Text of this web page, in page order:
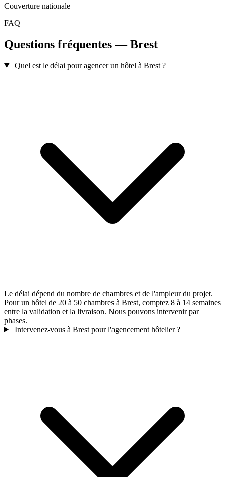
Couverture nationale
FAQ
Questions fréquentes — Brest
Quel est le délai pour agencer un hôtel à Brest ?
Le délai dépend du nombre de chambres et de l'ampleur du projet.
Pour un hôtel de 20 à 50 chambres à Brest, comptez 8 à 14 semaines
entre la validation et la livraison. Nous pouvons intervenir par
phases.
Intervenez-vous à Brest pour l'agencement hôtelier ?